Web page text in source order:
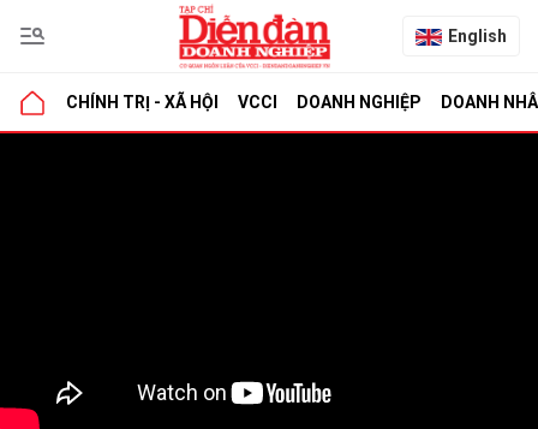
English
CHÍNH TRỊ - XÃ HỘI VCCI DOANH NGHIỆP DOANH